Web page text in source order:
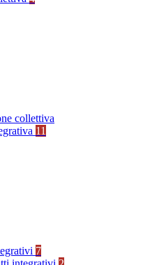
collettiva
11
7